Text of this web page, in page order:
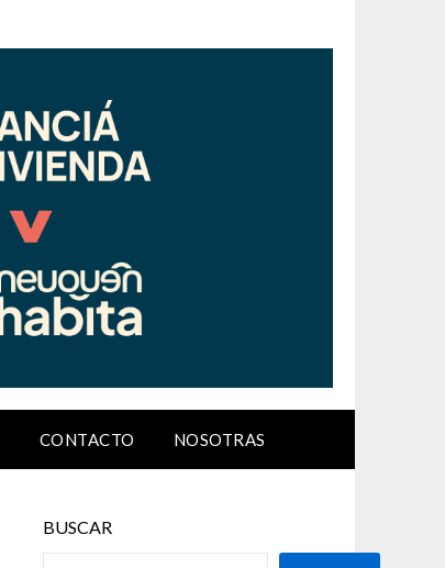
CONTACTO NOSOTRAS
BUSCAR